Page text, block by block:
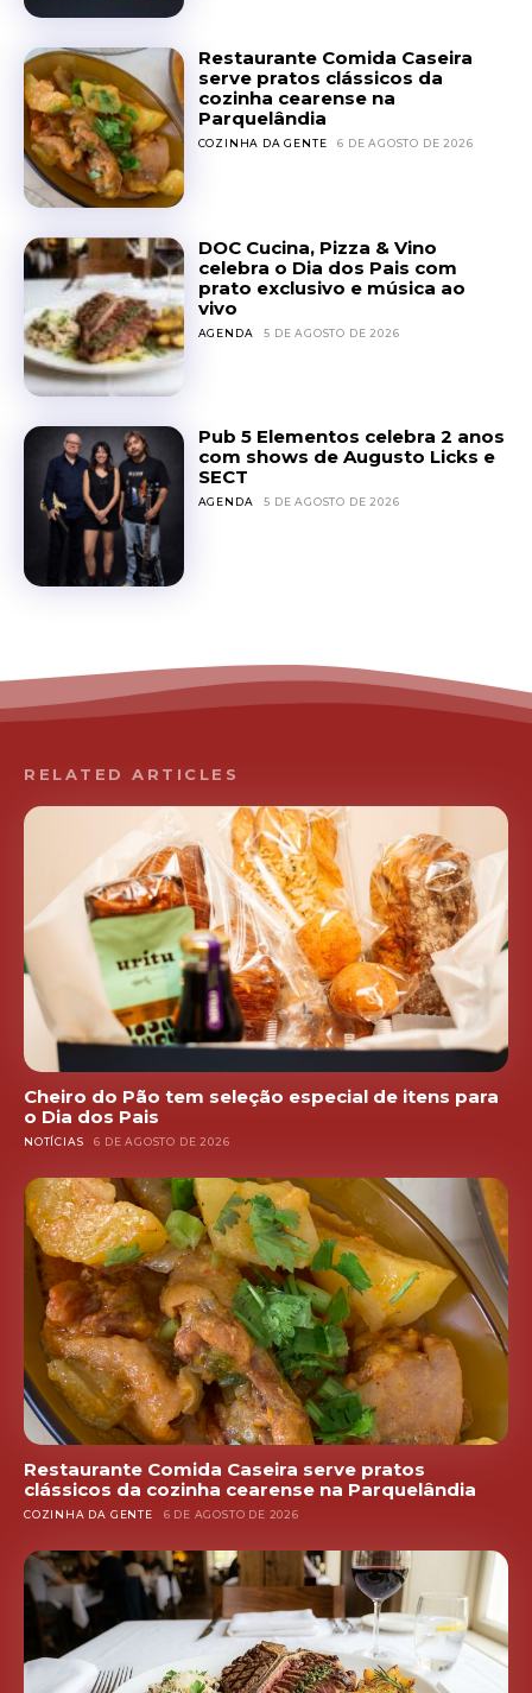
Restaurante Comida Caseira
serve pratos clássicos da
cozinha cearense na
Parquelândia
COZINHA DA GENTE 6 DE AGOSTO DE 2026
DOC Cucina, Pizza & Vino
celebra o Dia dos Pais com
prato exclusivo e música ao
vivo
AGENDA 5 DE AGOSTO DE 2026
Pub 5 Elementos celebra 2 anos
com shows de Augusto Licks e
SECT
AGENDA 5 DE AGOSTO DE 2026
RELATED ARTICLES
Cheiro do Pão tem seleção especial de itens para
o Dia dos Pais
NOTÍCIAS 6 DE AGOSTO DE 2026
Restaurante Comida Caseira serve pratos
clássicos da cozinha cearense na Parquelândia
COZINHA DA GENTE 6 DE AGOSTO DE 2026